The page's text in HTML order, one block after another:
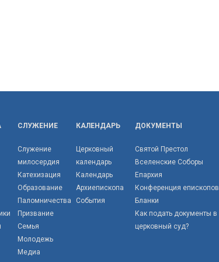
СЛУЖЕНИЕ
Служение
милосердия
Катехизация
Образование
Паломничества
Призвание
Семья
Молодежь
Медиа
КАЛЕНДАРЬ
Церковный
календарь
Календарь
Архиепископа
События
ДОКУМЕНТЫ
Святой Престол
Вселенские Соборы
Епархия
Конференция епископов
Бланки
Как подать документы в
церковный суд?